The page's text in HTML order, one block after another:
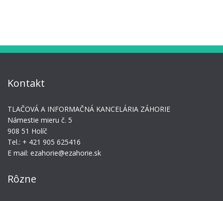
Kontakt
TLAČOVÁ A INFORMAČNÁ KANCELÁRIA ZÁHORIE
Námestie mieru č. 5
908 51 Holíč
Tel.: + 421 905 625416
E mail: ezahorie@ezahorie.sk
Rôzne